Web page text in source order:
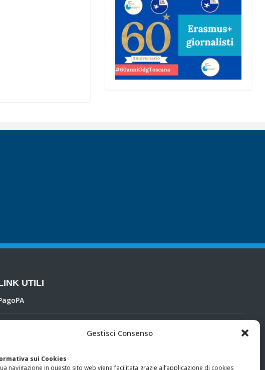
Gestisci Consenso
sui Cookies
navigazione in questo sito web viene facilitata grazie all’applicazione di cookies
UTILI